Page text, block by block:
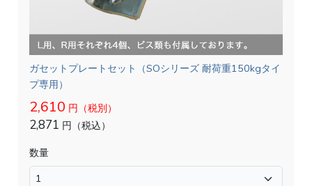
ガセットプレートセット（SOシリーズ 耐荷重150kgタイ
プ専用）
2,610 円（税別）
2,871 円（税込）
数量